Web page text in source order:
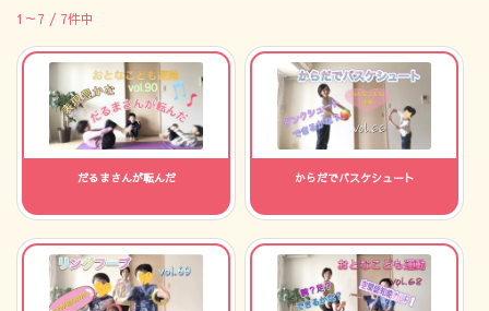
1～7 / 7件中
だるまさんが転んだ からだでバスケシュート